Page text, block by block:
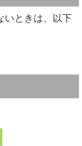
いときは、以下